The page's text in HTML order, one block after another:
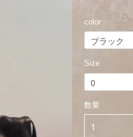
color
Size
数量